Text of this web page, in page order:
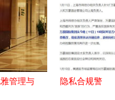
标杆与未来
路径
管理与
隐私合规警